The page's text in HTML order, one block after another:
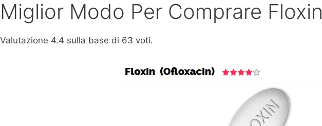
Miglior Modo Per Comprare Floxin
Valutazione 4.4 sulla base di 63 voti.